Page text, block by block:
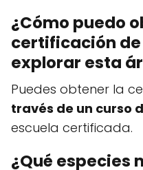
¿Cómo puedo
certificación
explorar esta
Puedes obtener la
través de un curso
escuela certificada.
¿Qué especies